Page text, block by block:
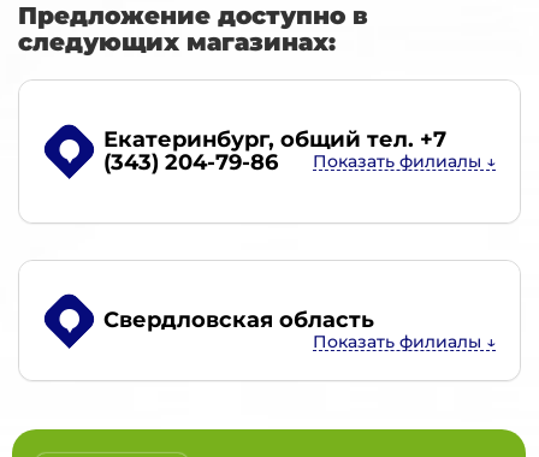
Предложение доступно в
следующих магазинах:
Екатеринбург, общий тел. +7
(343) 204-79-86
Свердловская область